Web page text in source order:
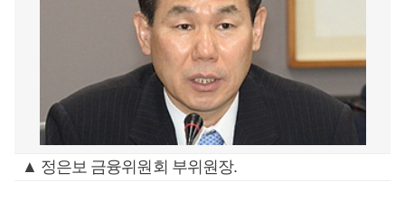
▲ 정은보 금융위원회 부위원장.